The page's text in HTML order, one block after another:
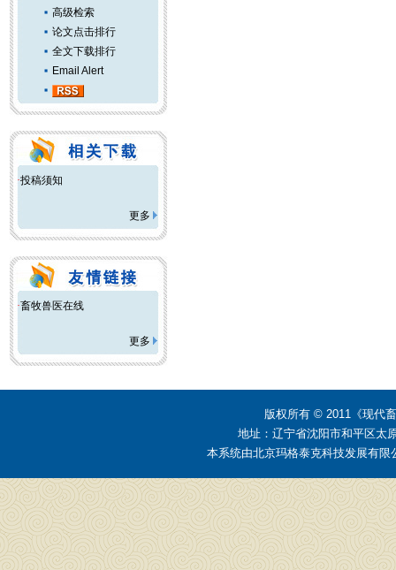
高级检索
论文点击排行
全文下载排行
Email Alert
·投稿须知
更多
·畜牧兽医在线
更多
版权所有 © 2011《现代
地址：辽宁省沈阳市和平区
本系统由北京玛格泰克科技发展有限